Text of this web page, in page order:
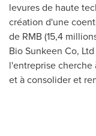
levures de haute
création d'une
de RMB (15,4
Bio Sunkeen Co,
l'entreprise cherche
et à consolider et